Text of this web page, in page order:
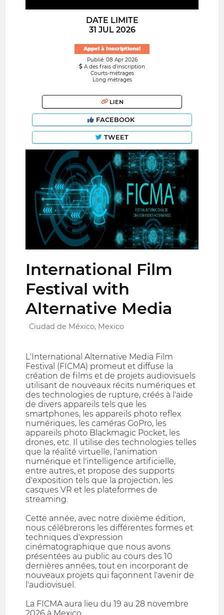
DATE LIMITE
31 JUL 2026
Appel à Inscriptions!
Publié: 08 Apr 2026
A des frais d’inscription
Courts-métrages
Long métrages
LIEN
FACEBOOK
TWEET
International Film
Festival with
Alternative Media
Ciudad de México, Mexico
L'International Alternative Media Film
Festival (FICMA) promeut et diffuse la
création de films et de projets audiovisuels
utilisant de nouveaux récits numériques et
des technologies de rupture, créés à l'aide
de divers appareils tels que les
smartphones, les appareils photo reflex
numériques, les caméras GoPro, les
appareils photo Blackmagic Pocket, les
drones, etc. Il utilise des technologies telles
que la réalité virtuelle, l'animation
numérique et l'intelligence artificielle,
entre autres, et propose des supports
d'exposition tels que la projection, les
casques VR et les plateformes de
streaming.
Cette année, avec notre dixième édition,
nous célébrerons les différentes formes et
techniques d'expression
cinématographique que nous avons
présentées au public au cours des 10
dernières années, tout en incorporant de
nouveaux projets qui façonnent l'avenir de
l'audiovisuel.
La FICMA aura lieu du 19 au 28 novembre